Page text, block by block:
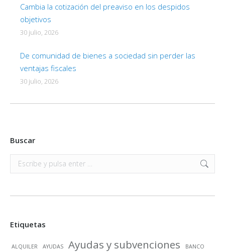
Cambia la cotización del preaviso en los despidos
objetivos
30 julio, 2026
De comunidad de bienes a sociedad sin perder las
ventajas fiscales
30 julio, 2026
Buscar
Buscar:
Etiquetas
ALQUILER AYUDAS Ayudas y subvenciones BANCO